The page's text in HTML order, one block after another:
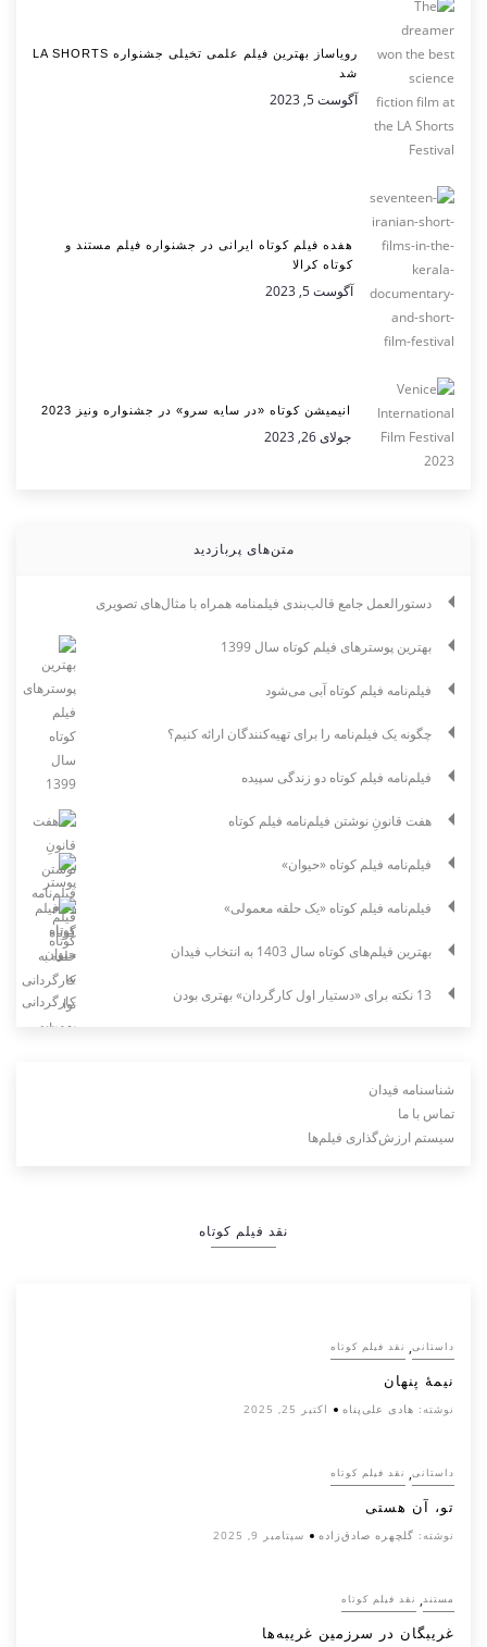
رویاساز بهترین فیلم علمی تخیلی جشنواره LA SHORTS
شد
آگوست 5, 2023
هفده فیلم کوتاه ایرانی در جشنواره فیلم مستند و
کوتاه کرالا
آگوست 5, 2023
انیمیشن کوتاه «در سایه سرو» در جشنواره ونیز 2023
جولای 26, 2023
متن‌های پربازدید
دستورالعمل جامع قالب‌بندی فیلمنامه همراه با مثال‌های تصویری
بهترین پوسترهای فیلم کوتاه سال 1399
فیلم‌نامه فیلم کوتاه آبی می‌شود
چگونه یک فیلم‌نامه را برای تهیه‌کنندگان ارائه کنیم؟
فیلم‌نامه فیلم کوتاه دو زندگی سپیده
هفت قانونِ نوشتن فیلم‌نامه فیلم کوتاه
فیلم‌نامه فیلم کوتاه «حیوان»
فیلم‌نامه فیلم کوتاه «یک حلقه معمولی»
بهترین فیلم‌های کوتاه سال 1403 به انتخاب فیدان
13 نکته برای «دستیار اول کارگردان» بهتری بودن
شناسنامه فیدان
تماس با ما
سیستم ارزش‌گذاری فیلم‌ها
نقد فیلم کوتاه
داستانی, نقد فیلم کوتاه
نیمۀ پنهان
نوشته: هادی علی‌پناه اکتبر 25, 2025
داستانی, نقد فیلم کوتاه
تو، آن هستی
نوشته: گلچهره صادق‌زاده سپتامبر 9, 2025
مستند, نقد فیلم کوتاه
غریبگان در سرزمین غریبه‌ها